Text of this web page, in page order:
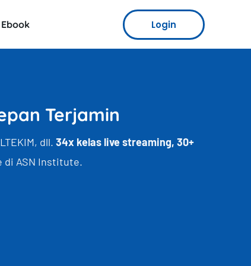
Login
Terjamin
dll. 34x kelas live streaming, 30+
di ASN Institute.